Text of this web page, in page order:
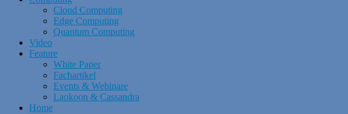
Cloud Computing
Edge Computing
Quantum Computing
Video
Feature
White Paper
Fachartikel
Events & Webinare
Laokoon & Cassandra
Home